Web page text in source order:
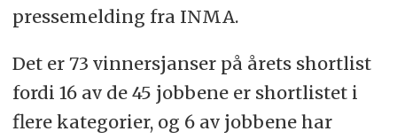
pressemelding fra INMA.
Det er 73 vinnersjanser på årets shortlist
fordi 16 av de 45 jobbene er shortlistet i
flere kategorier, og 6 av jobbene har